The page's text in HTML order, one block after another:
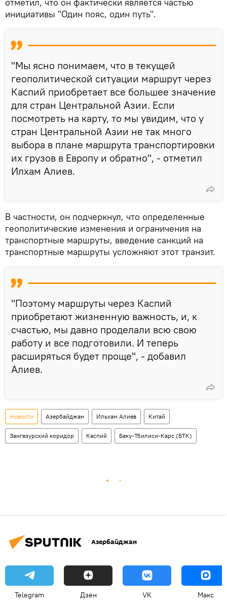
инициативы "Один пояс, один путь".
"Мы ясно понимаем, что в текущей
геополитической ситуации маршрут через
Каспий приобретает все большее значение
для стран Центральной Азии. Если
посмотреть на карту, то мы увидим, что у
стран Центральной Азии не так много
выбора в плане маршрута транспортировки
их грузов в Европу и обратно", - отметил
Илхам Алиев.
В частности, он подчеркнул, что определенные
геополитические изменения и ограничения на
транспортные маршруты, введение санкций на
транспортные маршруты усложняют этот транзит.
"Поэтому маршруты через Каспий
приобретают жизненную важность, и, к
счастью, мы давно проделали всю свою
работу и все подготовили. И теперь
расширяться будет проще", - добавил
Алиев.
Новости Азербайджан Ильхам Алиев Китай
Зангезурский коридор Каспий Баку-Тбилиси-Карс (БТК)
Азербайджан
Telegram Дзен VK Макс